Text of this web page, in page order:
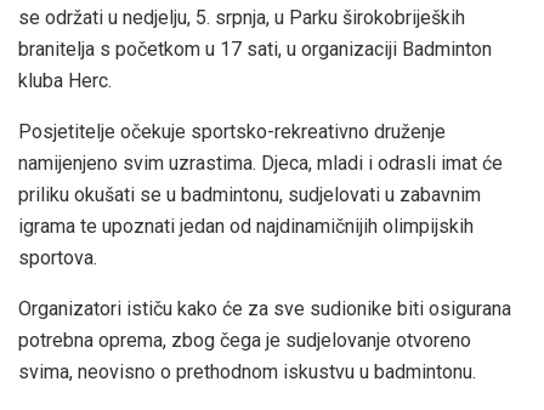
se održati u nedjelju, 5. srpnja, u Parku širokobrijeških
branitelja s početkom u 17 sati, u organizaciji Badminton
kluba Herc.
Posjetitelje očekuje sportsko-rekreativno druženje
namijenjeno svim uzrastima. Djeca, mladi i odrasli imat će
priliku okušati se u badmintonu, sudjelovati u zabavnim
igrama te upoznati jedan od najdinamičnijih olimpijskih
sportova.
Organizatori ističu kako će za sve sudionike biti osigurana
potrebna oprema, zbog čega je sudjelovanje otvoreno
svima, neovisno o prethodnom iskustvu u badmintonu.